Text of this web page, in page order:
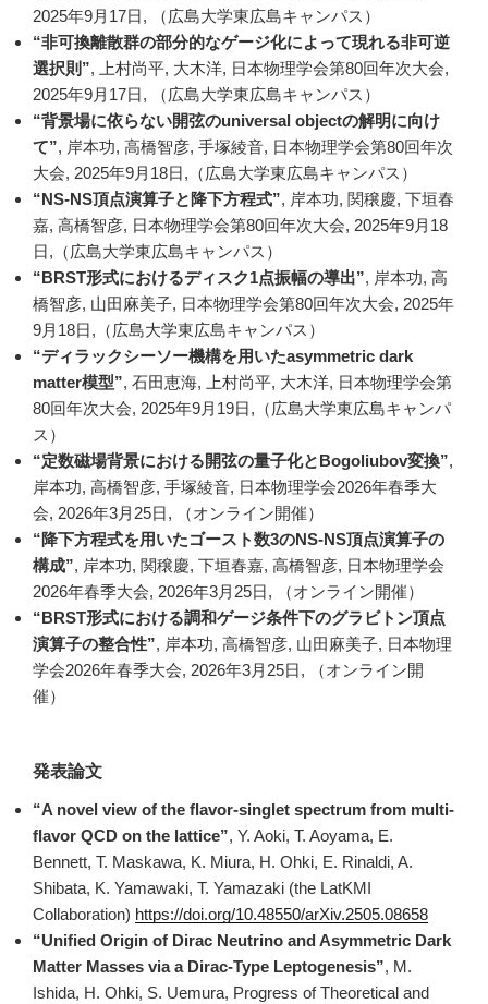
2025年9月17日, （広島大学東広島キャンパス）
“非可換離散群の部分的なゲージ化によって現れる非可逆
選択則”, 上村尚平, 大木洋, 日本物理学会第80回年次大会,
2025年9月17日, （広島大学東広島キャンパス）
“背景場に依らない開弦のuniversal objectの解明に向け
て”, 岸本功, 高橋智彦, 手塚綾音, 日本物理学会第80回年次
大会, 2025年9月18日,（広島大学東広島キャンパス）
“NS-NS頂点演算子と降下方程式”, 岸本功, 関穣慶, 下垣春
嘉, 高橋智彦, 日本物理学会第80回年次大会, 2025年9月18
日,（広島大学東広島キャンパス）
“BRST形式におけるディスク1点振幅の導出”, 岸本功, 高
橋智彦, 山田麻美子, 日本物理学会第80回年次大会, 2025年
9月18日,（広島大学東広島キャンパス）
“ディラックシーソー機構を用いたasymmetric dark
matter模型”, 石田恵海, 上村尚平, 大木洋, 日本物理学会第
80回年次大会, 2025年9月19日,（広島大学東広島キャンパ
ス）
“定数磁場背景における開弦の量子化とBogoliubov変換”,
岸本功, 高橋智彦, 手塚綾音, 日本物理学会2026年春季大
会, 2026年3月25日, （オンライン開催）
“降下方程式を用いたゴースト数3のNS-NS頂点演算子の
構成”, 岸本功, 関穣慶, 下垣春嘉, 高橋智彦, 日本物理学会
2026年春季大会, 2026年3月25日, （オンライン開催）
“BRST形式における調和ゲージ条件下のグラビトン頂点
演算子の整合性”, 岸本功, 高橋智彦, 山田麻美子, 日本物理
学会2026年春季大会, 2026年3月25日, （オンライン開
催）
発表論文
“A novel view of the flavor-singlet spectrum from multi-
flavor QCD on the lattice”, Y. Aoki, T. Aoyama, E.
Bennett, T. Maskawa, K. Miura, H. Ohki, E. Rinaldi, A.
Shibata, K. Yamawaki, T. Yamazaki (the LatKMI
Collaboration) https://doi.org/10.48550/arXiv.2505.08658
“Unified Origin of Dirac Neutrino and Asymmetric Dark
Matter Masses via a Dirac-Type Leptogenesis”, M.
Ishida, H. Ohki, S. Uemura, Progress of Theoretical and